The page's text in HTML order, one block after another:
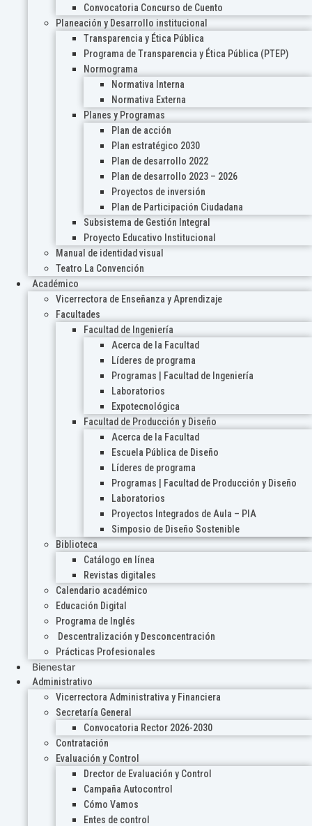
Convocatoria Concurso de Cuento
Planeación y Desarrollo institucional
Transparencia y Ética Pública
Programa de Transparencia y Ética Pública (PTEP)
Normograma
Normativa Interna
Normativa Externa
Planes y Programas
Plan de acción
Plan estratégico 2030
Plan de desarrollo 2022
Plan de desarrollo 2023 – 2026
Proyectos de inversión
Plan de Participación Ciudadana
Subsistema de Gestión Integral
Proyecto Educativo Institucional
Manual de identidad visual
Teatro La Convención
Académico
Vicerrectora de Enseñanza y Aprendizaje
Facultades
Facultad de Ingeniería
Acerca de la Facultad
Líderes de programa
Programas | Facultad de Ingeniería
Laboratorios
Expotecnológica
Facultad de Producción y Diseño
Acerca de la Facultad
Escuela Pública de Diseño
Líderes de programa
Programas | Facultad de Producción y Diseño
Laboratorios
Proyectos Integrados de Aula – PIA
Simposio de Diseño Sostenible
Biblioteca
Catálogo en línea
Revistas digitales
Calendario académico
Educación Digital
Programa de Inglés
Descentralización y Desconcentración
Prácticas Profesionales
Bienestar
Administrativo
Vicerrectora Administrativa y Financiera
Secretaría General
Convocatoria Rector 2026-2030
Contratación
Evaluación y Control
Drector de Evaluación y Control
Campaña Autocontrol
Cómo Vamos
Entes de control